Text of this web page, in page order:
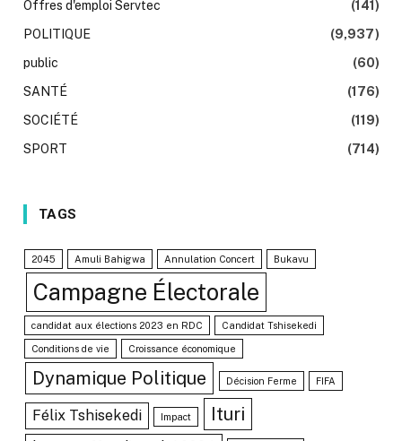
Offres d'emploi Servtec
(141)
POLITIQUE
(9,937)
public
(60)
SANTÉ
(176)
SOCIÉTÉ
(119)
SPORT
(714)
TAGS
2045 Amuli Bahigwa Annulation Concert Bukavu
Campagne Électorale
candidat aux élections 2023 en RDC Candidat Tshisekedi
Conditions de vie Croissance économique
Dynamique Politique Décision Ferme FIFA
Félix Tshisekedi Impact Ituri